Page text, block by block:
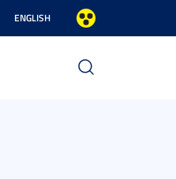
ENGLISH